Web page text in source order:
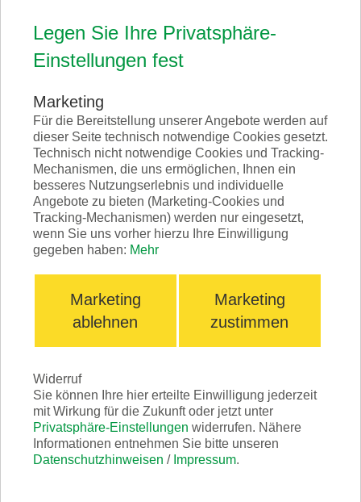
TRIO - Frästeller
SINGLE
Legen Sie Ihre Privatsphäre-
Einstellungen fest
Marketing
Für die Bereitstellung unserer Angebote werden auf
dieser Seite technisch notwendige Cookies gesetzt.
Technisch nicht notwendige Cookies und Tracking-
Mechanismen, die uns ermöglichen, Ihnen ein
besseres Nutzungserlebnis und individuelle
Angebote zu bieten (Marketing-Cookies und
Tracking-Mechanismen) werden nur eingesetzt,
wenn Sie uns vorher hierzu Ihre Einwilligung
gegeben haben: Mehr
Marketing
ablehnen
Marketing
zustimmen
Widerruf
Sie können Ihre hier erteilte Einwilligung jederzeit
mit Wirkung für die Zukunft oder jetzt unter
Privatsphäre-Einstellungen widerrufen. Nähere
Informationen entnehmen Sie bitte unseren
Datenschutzhinweisen / Impressum.